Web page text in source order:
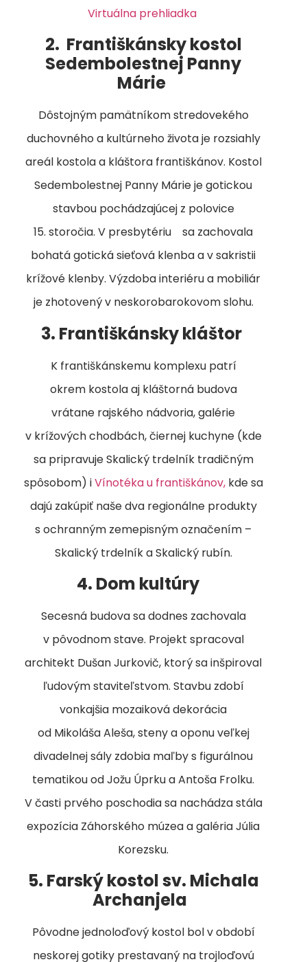
Virtuálna prehliadka
2. Františkánsky kostol
Sedembolestnej Panny
Márie
Dôstojným pamätníkom stredovekého
duchovného a kultúrneho života je rozsiahly
areál kostola a kláštora františkánov. Kostol
Sedembolestnej Panny Márie je gotickou
stavbou pochádzajúcej z polovice
15. storočia. V presbytériu sa zachovala
bohatá gotická sieťová klenba a v sakristii
krížové klenby. Výzdoba interiéru a mobiliár
je zhotovený v neskorobarokovom slohu.
3. Františkánsky kláštor
K františkánskemu komplexu patrí
okrem kostola aj kláštorná budova
vrátane rajského nádvoria, galérie
v krížových chodbách, čiernej kuchyne (kde
sa pripravuje Skalický trdelník tradičným
spôsobom) iVínotéka u františkánov,kde sa
dajú zakúpiť naše dva regionálne produkty
s ochranným zemepisným označením –
Skalický trdelník a Skalický rubín.
4. Dom kultúry
Secesná budova sa dodnes zachovala
v pôvodnom stave. Projekt spracoval
architekt Dušan Jurkovič, ktorý sa inšpiroval
ľudovým staviteľstvom. Stavbu zdobí
vonkajšia mozaiková dekorácia
od Mikoláša Aleša, steny a oponu veľkej
divadelnej sály zdobia maľby s figurálnou
tematikou od Jožu Úprku a Antoša Frolku.
V časti prvého poschodia sa nachádza stála
expozícia Záhorského múzea a galéria Júlia
Korezsku.
5. Farský kostol sv. Michala
Archanjela
Pôvodne jednoloďový kostol bol v období
neskorej gotiky prestavaný na trojloďovú